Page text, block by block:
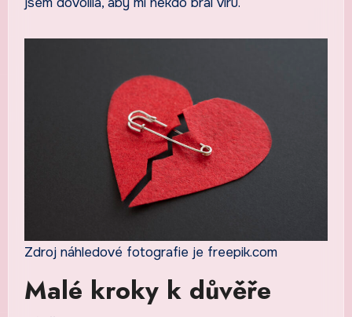
Zdroj náhledové fotografie je freepik.com
Malé kroky k důvěře